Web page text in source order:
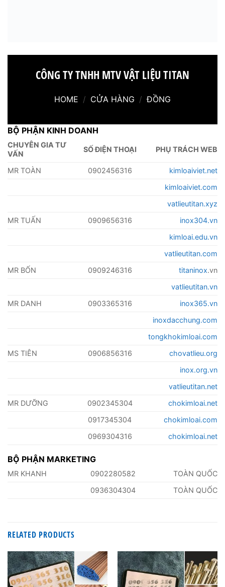
CÔNG TY TNHH MTV VẬT LIỆU TITAN
HOME / CỬA HÀNG / ĐỒNG
BỘ PHẬN KINH DOANH
CHUYÊN GIA TƯ
VẤN
SỐ ĐIỆN THOẠI PHỤ TRÁCH WEB
MR TOÀN 0902456316
kimloaiviet.net
kimloaiviet.com
vatlieutitan.xyz
MR TUẤN
0909656316
inox304.vn
kimloai.edu.vn
vatlieutitan.com
MR BỐN
0909246316 titaninox.vn
vatlieutitan.vn
MR DANH
0903365316
inox365.vn
inoxdacchung.com
tongkhokimloai.com
MS TIÊN
0906856316
chovatlieu.org
inox.org.vn
vatlieutitan.net
MR DƯỠNG
0902345304
chokimloai.net
0917345304
chokimloai.com
0969304316
chokimloai.net
BỘ PHẬN MARKETING
MR KHANH 0902280582
TOÀN QUỐC
0936304304
TOÀN QUỐC
RELATED PRODUCTS